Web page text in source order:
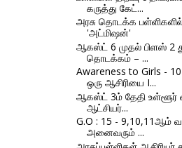
கருத்து கேட்...
அரசு தொடக்க
'அட்மிஷன்'
ஆகஸ்ட் 6 முதல் பிளஸ் 2
தொடக்கம் – ...
Awareness to Girls -
ஒரு ஆசிரியை I...
ஆகஸ்ட் 3ம் தேதி உள்ளூர்
ஆட்சியர்...
G.O : 15 - 9,10,11ஆம்
அனைவரும் ...